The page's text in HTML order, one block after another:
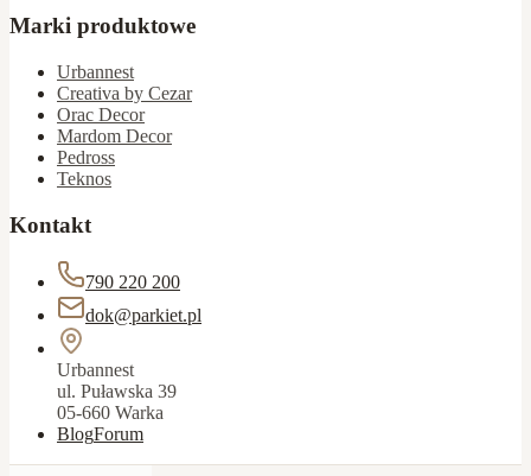
Marki produktowe
Urbannest
Creativa by Cezar
Orac Decor
Mardom Decor
Pedross
Teknos
Kontakt
790 220 200
dok@parkiet.pl
Urbannest
ul. Puławska 39
05-660 Warka
BlogForum